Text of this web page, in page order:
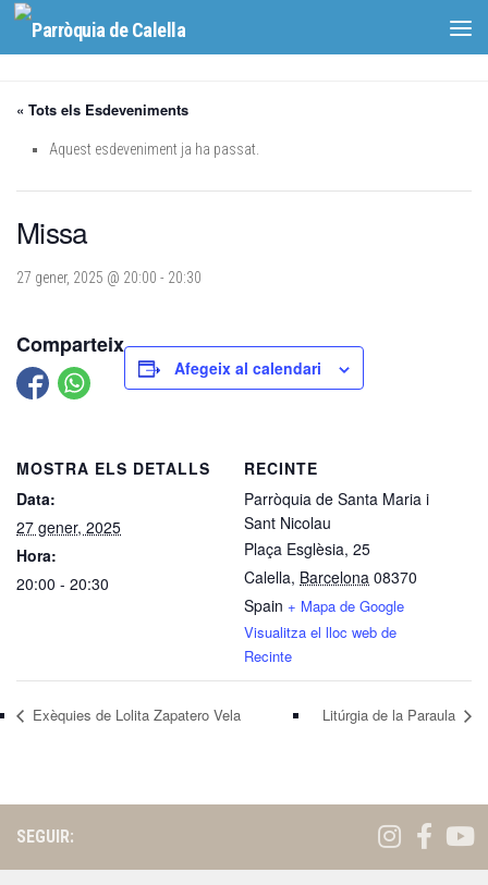
Skip to content
« Tots els Esdeveniments
Aquest esdeveniment ja ha passat.
Missa
27 gener, 2025 @ 20:00 - 20:30
Comparteix
Afegeix al calendari
MOSTRA ELS DETALLS
Data:
27 gener, 2025
Hora:
20:00 - 20:30
RECINTE
Parròquia de Santa Maria i
Sant Nicolau
Plaça Esglèsia, 25
Calella, Barcelona 08370
Spain + Mapa de Google
Visualitza el lloc web de
Recinte
Exèquies de Lolita Zapatero Vela Litúrgia de la Paraula
SEGUIR: